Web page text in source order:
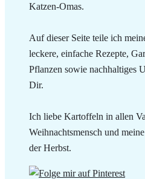
Katzen-Omas.
Auf dieser Seite teile ich
leckere, einfache Rezepte,
Pflanzen sowie nachhaltiges
Dir.
Ich liebe Kartoffeln in allen
Weihnachtsmensch und
der Herbst.